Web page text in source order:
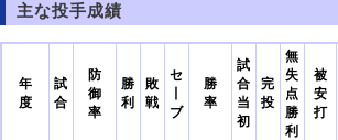
主な投手成績
年
度
試
合
防
御
率
勝
利
敗
戦
セ
ブ
勝
率
試
合
当
初
完
投
無
失
点
勝
利
被
安
打